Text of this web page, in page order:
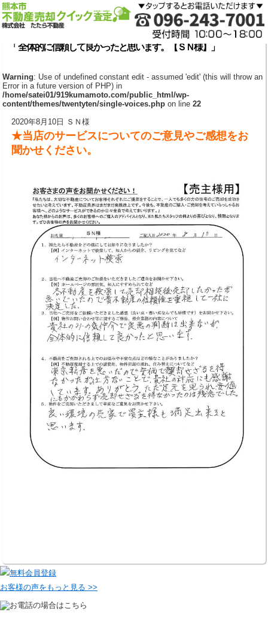
「 全体的に信頼して良かったと思います。【ＳＮ様】」
Warning: Use of undefined constant edit - assumed 'edit' (this will throw an
Error in a future version of PHP) in
/home/satei01/919kumamoto.com/public_html/wp-
content/themes/twentyten/single-voices.php on line22
2020年8月10日 ＳＮ様
★当店のサービスについてのご意見やご感想をお
聞かせください。
お客様の声をもっと見る >>